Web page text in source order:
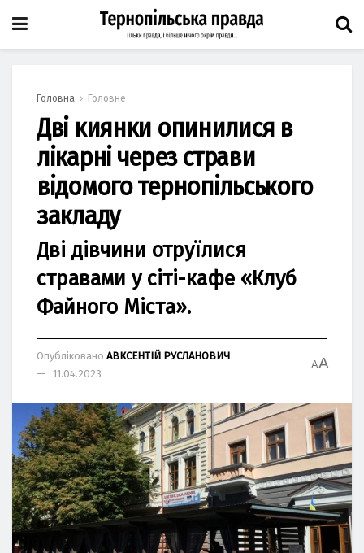
Головна Головне
Дві киянки опинилися в
лікарні через страви
відомого тернопільського
закладу
Дві дівчини отруїлися
стравами у cіті-кaфe «Клуб
Фaйного Міcтa».
Опубліковано АВКСЕНТІЙ РУСЛАНОВИЧ
11.04.2023
AA